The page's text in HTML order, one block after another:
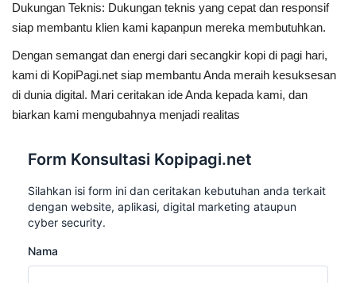
Dukungan Teknis: Dukungan teknis yang cepat dan responsif
siap membantu klien kami kapanpun mereka membutuhkan.
Dengan semangat dan energi dari secangkir kopi di pagi hari,
kami di KopiPagi.net siap membantu Anda meraih kesuksesan
di dunia digital. Mari ceritakan ide Anda kepada kami, dan
biarkan kami mengubahnya menjadi realitas